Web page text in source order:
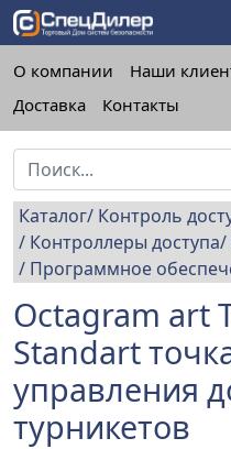
О компании Наши
Доставка
Контакты
Каталог Контроль
Контроллеры доступа
Программное
Octagram art
Standart
управления
турникетов